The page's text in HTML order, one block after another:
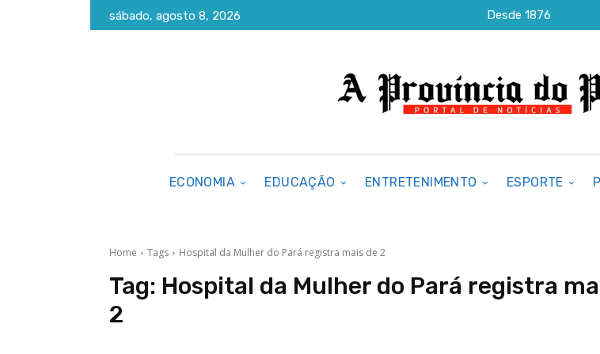
sábado, agosto 8, 2026 Desde 1876
ECONOMIA EDUCAÇÃO ENTRETENIMENTO ESPORTE
Home Tags Hospital da Mulher do Pará registra mais de 2
Tag: Hospital da Mulher do Pará registra
2